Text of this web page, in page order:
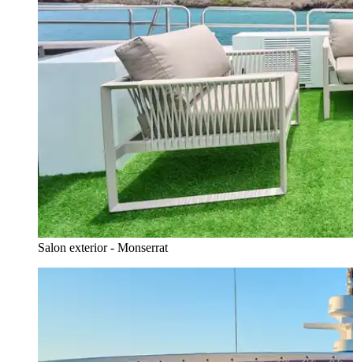
Salon exterior - Monserrat